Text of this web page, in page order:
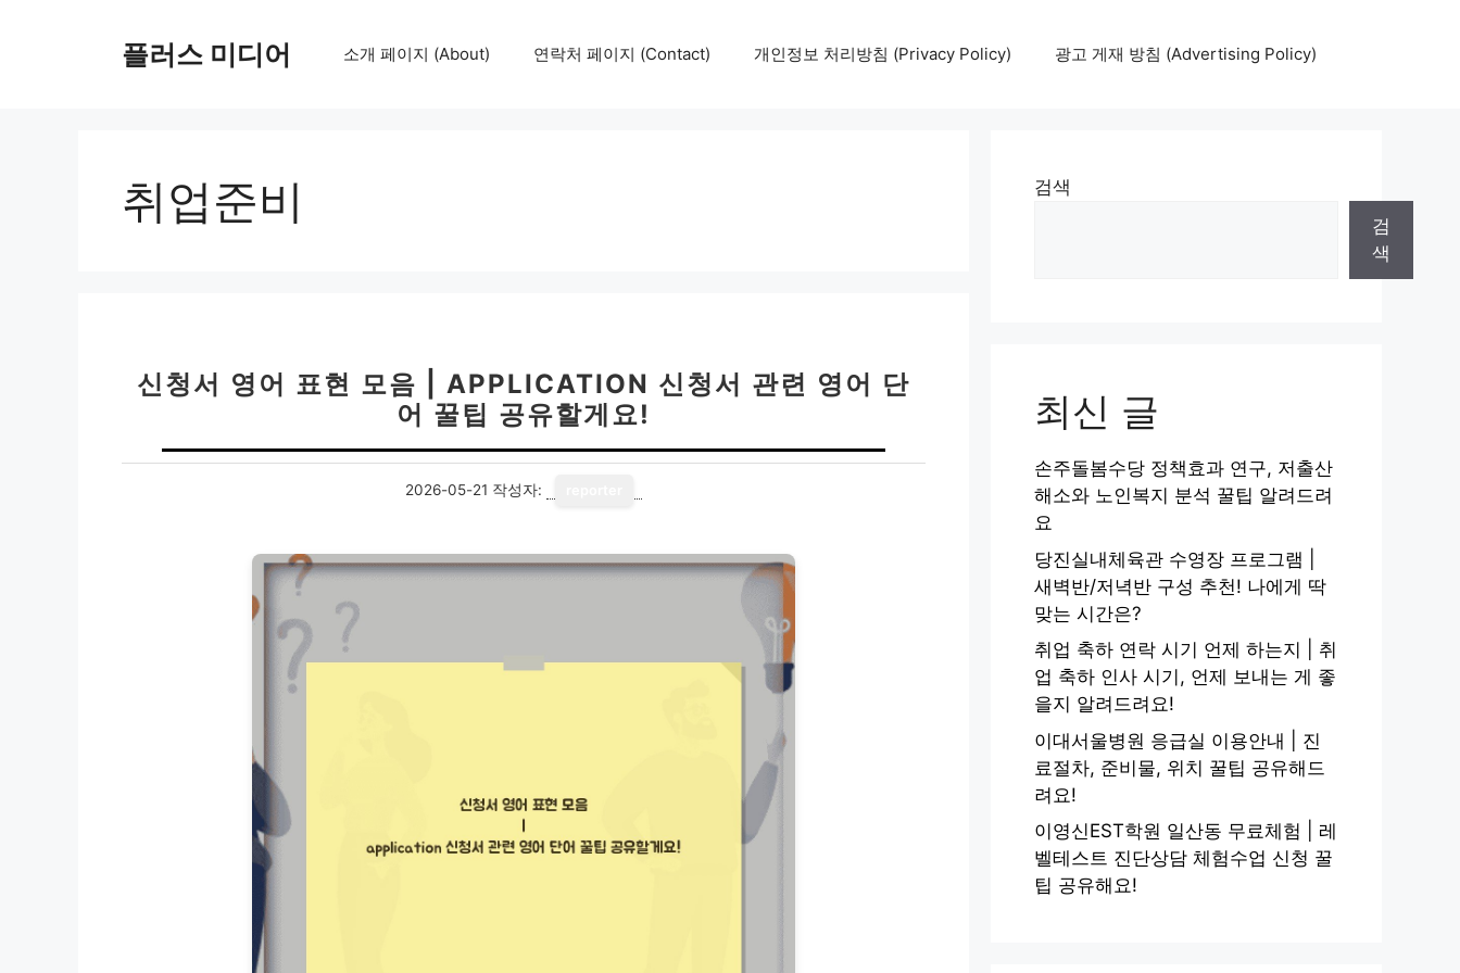
플러스 미디어 소개 페이지 (About) 연락처 페이지 (Contact) 개인정보 처리방침 (Privacy Policy) 광고 게재 방침 (Advertising Policy)
취업준비
신청서 영어 표현 모음 | APPLICATION 신청서 관련 영어 단
어 꿀팁 공유할게요!
2026-05-21 작성자:
검색
검
색
최신 글
손주돌봄수당 정책효과 연구, 저출산
해소와 노인복지 분석 꿀팁 알려드려
요
당진실내체육관 수영장 프로그램 |
새벽반/저녁반 구성 추천! 나에게 딱
맞는 시간은?
취업 축하 연락 시기 언제 하는지 | 취
업 축하 인사 시기, 언제 보내는 게 좋
을지 알려드려요!
이대서울병원 응급실 이용안내 | 진
료절차, 준비물, 위치 꿀팁 공유해드
려요!
이영신EST학원 일산동 무료체험 | 레
벨테스트 진단상담 체험수업 신청 꿀
팁 공유해요!